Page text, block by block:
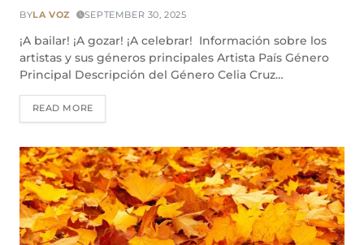
BYLA VOZ SEPTEMBER 30, 2025
¡A bailar! ¡A gozar! ¡A celebrar! Información sobre los
artistas y sus géneros principales Artista País Género
Principal Descripción del Género Celia Cruz…
READ MORE